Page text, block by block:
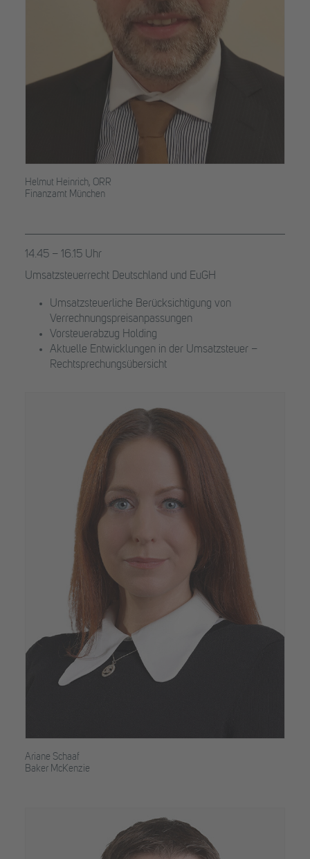
Helmut Heinrich, ORR
Finanzamt München
14.45 – 16.15 Uhr
Umsatzsteuerrecht Deutschland und EuGH
Umsatzsteuerliche Berücksichtigung von
Verrechnungspreisanpassungen
Vorsteuerabzug Holding
Aktuelle Entwicklungen in der Umsatzsteuer –
Rechtsprechungsübersicht
Ariane Schaaf
Baker McKenzie